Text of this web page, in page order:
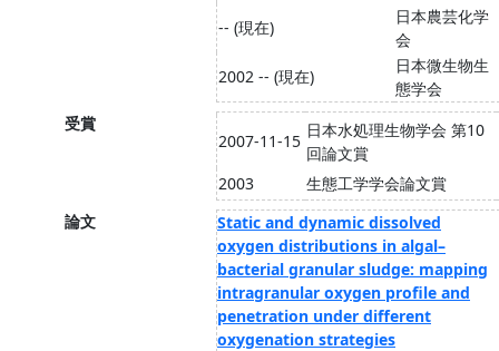
-- (現在)
日本農芸化学
会
2002 -- (現在)
日本微生物生
態学会
受賞
2007-11-15
日本水処理生物学会 第10
回論文賞
2003
生態工学学会論文賞
論文
Static and dynamic dissolved
oxygen distributions in algal–
bacterial granular sludge: mapping
intragranular oxygen profile and
penetration under different
oxygenation strategies